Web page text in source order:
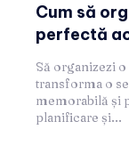
Cum să
perfectă
Să organizezi
transforma o
memorabilă și
planificare și...